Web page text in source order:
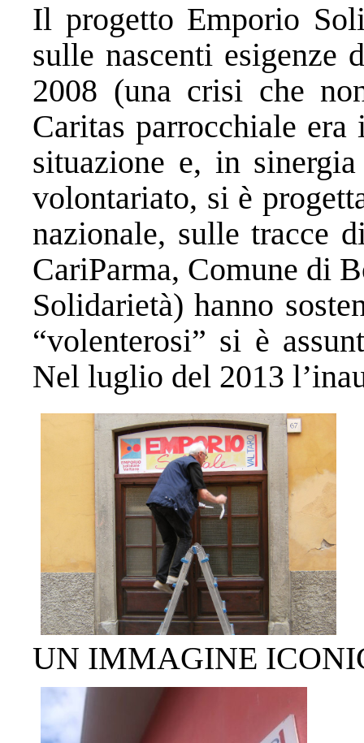
Il progetto Emporio
sulle nascenti esigenze
2008 (una crisi che
Caritas parrocchiale
situazione e, in
volontariato, si è
nazionale, sulle tracce
CariParma, Comune di
Solidarietà) hanno
“volenterosi” si è
Nel luglio del 2013
UN IMMAGINE